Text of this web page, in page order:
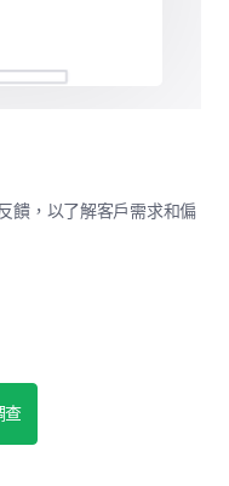
生積極影響或與
饋，以了解客戶需求和偏
slide
查